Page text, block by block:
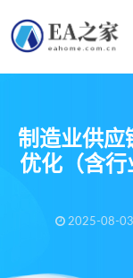
制造业供应
优化（含
2025-08-03
当前位置：